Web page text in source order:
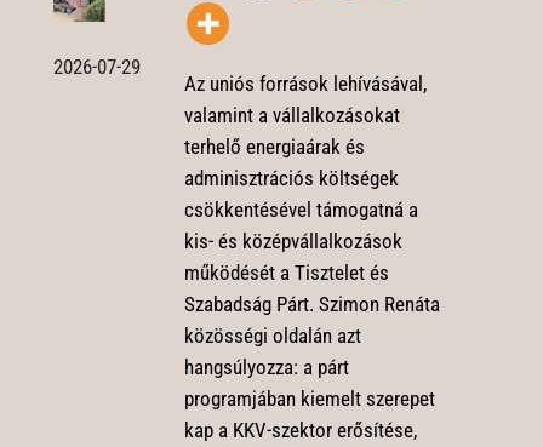
2026-07-29
Az uniós források lehívásával,
valamint a vállalkozásokat
terhelő energiaárak és
adminisztrációs költségek
csökkentésével támogatná a
kis- és középvállalkozások
működését a Tisztelet és
Szabadság Párt. Szimon Renáta
közösségi oldalán azt
hangsúlyozza: a párt
programjában kiemelt szerepet
kap a KKV-szektor erősítése,